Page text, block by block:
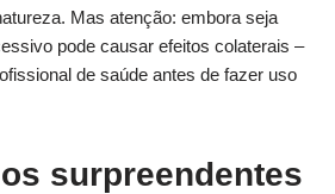
Mas atenção: embora seja
pode causar efeitos colaterais –
de saúde antes de fazer uso
surpreendentes